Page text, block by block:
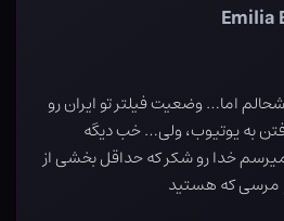
Emilia
اما… وضعیت فیلتر تو ایران رو
به یوتیوب، ولی… خب دیگه
خدا رو شکر که حداقل بخشی از
و مرسی که هستید